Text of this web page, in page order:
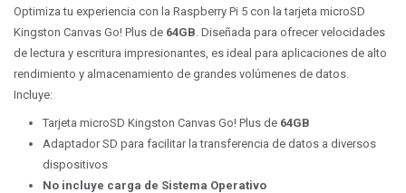
Optimiza tu experiencia con la Raspberry Pi 5 con la tarjeta microSD
Kingston Canvas Go! Plus de 64GB. Diseñada para ofrecer velocidades
de lectura y escritura impresionantes, es ideal para aplicaciones de alto
rendimiento y almacenamiento de grandes volúmenes de datos.
Incluye:
Tarjeta microSD Kingston Canvas Go! Plus de 64GB
Adaptador SD para facilitar la transferencia de datos a diversos
dispositivos
No incluye carga de Sistema Operativo